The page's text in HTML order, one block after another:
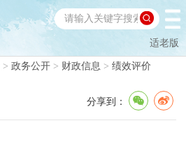
适老版
> 政务公开 > 财政信息 > 绩效评价
分享到：